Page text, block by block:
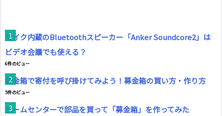
マイク内蔵のBluetoothスピーカー「Anker Soundcore2」は
ビデオ会議でも使える？
6件のビュー
募金箱で寄付を呼び掛けてみよう！募金箱の買い方・作り方
5件のビュー
ホームセンターで部品を買って「募金箱」を作ってみた